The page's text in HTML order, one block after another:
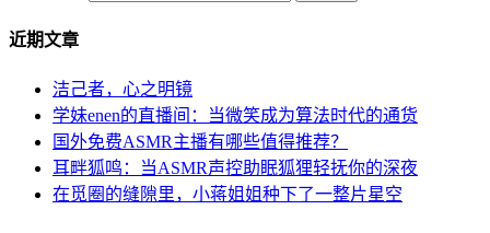
近期文章
洁己者，心之明镜
学妹enen的直播间：当微笑成为算法时代的通货
国外免费ASMR主播有哪些值得推荐？
耳畔狐鸣：当ASMR声控助眠狐狸轻抚你的深夜
在觅圈的缝隙里，小蒋姐姐种下了一整片星空